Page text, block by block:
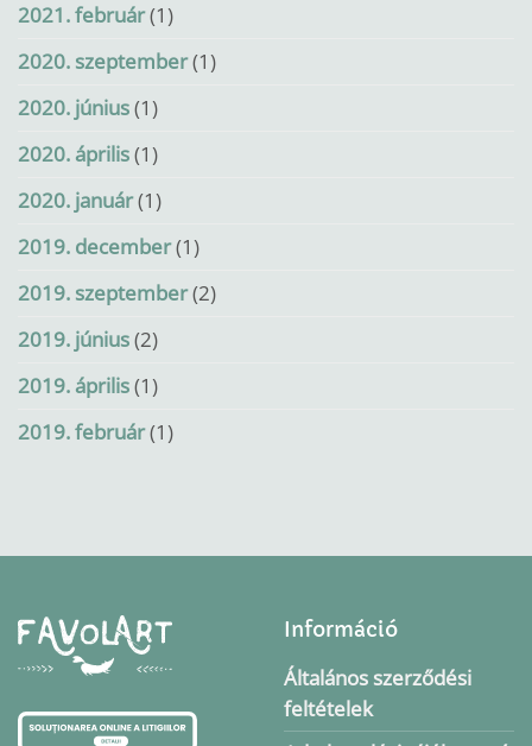
2021. február(1)
2020. szeptember(1)
2020. június(1)
2020. április(1)
2020. január(1)
2019. december(1)
2019. szeptember(2)
2019. június(2)
2019. április(1)
2019. február(1)
Információ
Általános szerződési
feltételek